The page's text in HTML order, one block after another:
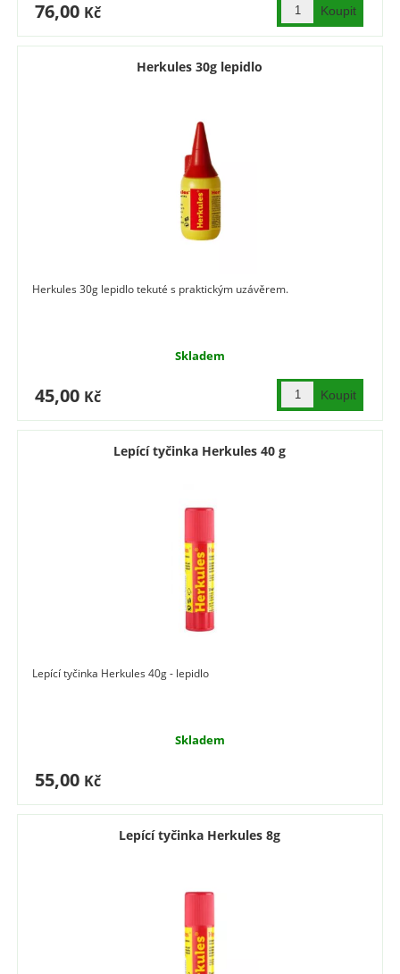
76,00 Kč
Herkules 30g lepidlo
Herkules 30g lepidlo tekuté s praktickým uzávěrem.
Skladem
45,00 Kč
Lepící tyčinka Herkules 40 g
Lepící tyčinka Herkules 40g - lepidlo
Skladem
55,00 Kč
Lepící tyčinka Herkules 8g